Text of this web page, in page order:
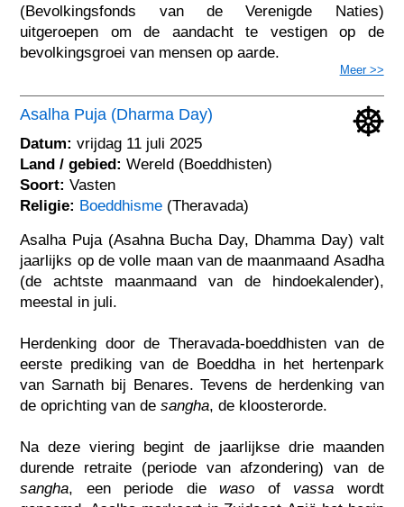
(Bevolkingsfonds van de Verenigde Naties)
uitgeroepen om de aandacht te vestigen op de
bevolkingsgroei van mensen op aarde.
Meer >>
Asalha Puja (Dharma Day)
Datum: vrijdag 11 juli 2025
Land / gebied: Wereld (Boeddhisten)
Soort: Vasten
Religie: Boeddhisme (Theravada)
Asalha Puja (Asahna Bucha Day, Dhamma Day) valt
jaarlijks op de volle maan van de maanmaand Asadha
(de achtste maanmaand van de hindoekalender),
meestal in juli.
Herdenking door de Theravada-boeddhisten van de
eerste prediking van de Boeddha in het hertenpark
van Sarnath bij Benares. Tevens de herdenking van
de oprichting van desangha, de kloosterorde.
Na deze viering begint de jaarlijkse drie maanden
durende retraite (periode van afzondering) van de
sangha, een periode diewaso of vassa wordt